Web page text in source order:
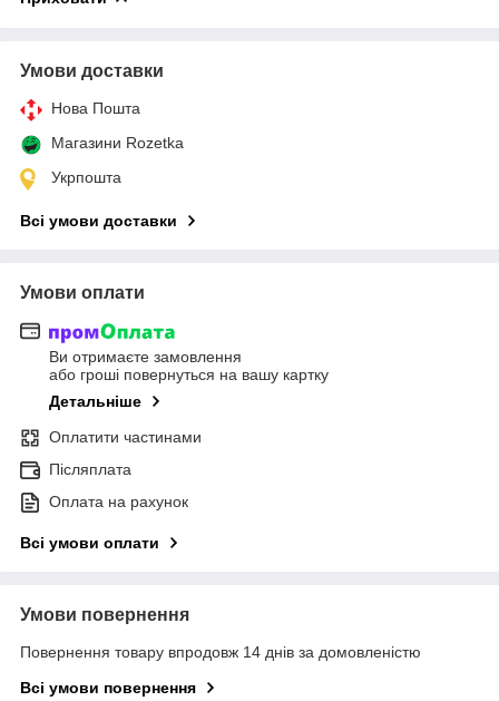
Умови доставки
Нова Пошта
Магазини Rozetka
Укрпошта
Всі умови доставки
Умови оплати
Ви отримаєте замовлення
або гроші повернуться на вашу картку
Детальніше
Оплатити частинами
Післяплата
Оплата на рахунок
Всі умови оплати
Умови повернення
Повернення товару впродовж 14 днів за домовленістю
Всі умови повернення